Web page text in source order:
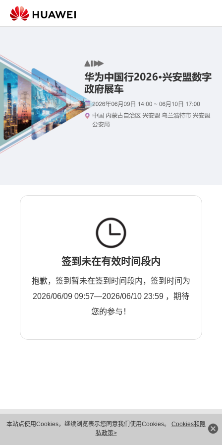
本站点使用Cookies，继续浏览表示您同意我们使用Cookies。 Cookies和隐
私政策>
签到未在有效时间段内
抱歉，签到暂未在签到时间段内，签到时间为
2026/06/09 09:57—2026/06/10 23:59 ，期待
您的参与！
隐私保护
法律声明